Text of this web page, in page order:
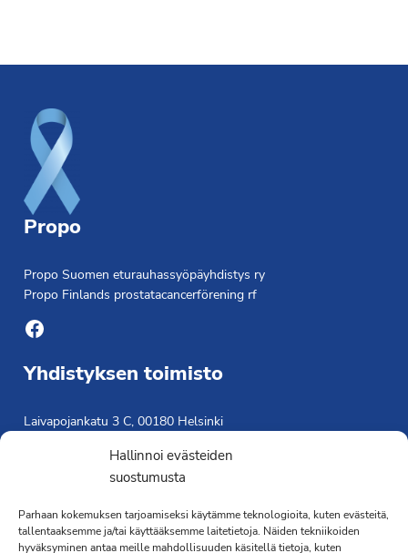
Hallinnoi evästeiden
suostumusta
Parhaan kokemuksen tarjoamiseksi käytämme teknologioita, kuten evästeitä,
tallentaaksemme ja/tai käyttääksemme laitetietoja. Näiden tekniikoiden
hyväksyminen antaa meille mahdollisuuden käsitellä tietoja, kuten
Propo
Propo Suomen eturauhassyöpäyhdistys ry
Propo Finlands prostatacancerförening rf
Facebook
Yhdistyksen toimisto
Laivapojankatu 3 C, 00180 Helsinki
Saavutettavuusseloste »
Toiminnanjohtaja
Kimmo Järvinen